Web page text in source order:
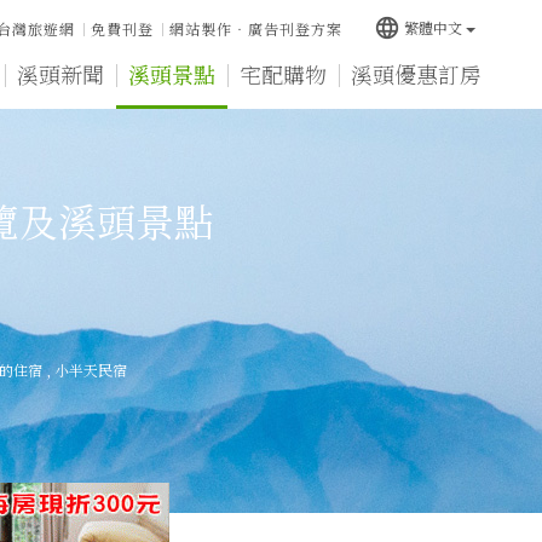
溪頭新聞 溪頭景點 宅配購物 溪頭優惠訂房
灣旅遊網 免費刊登 網站製作‧廣告刊登方案 language 繁體中文
及溪頭景點
住宿, 小半天民宿